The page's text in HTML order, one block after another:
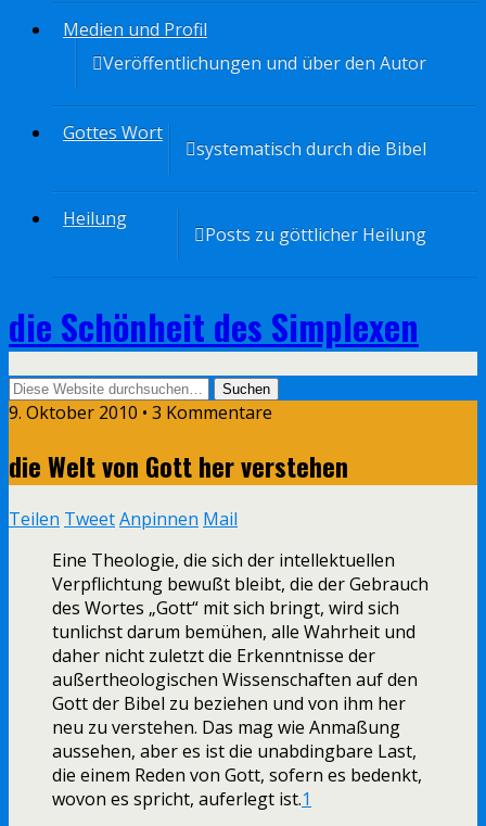
Medien und Profil
Veröffentlichungen und über den Autor
Gottes Wort
systematisch durch die Bibel
Heilung
Posts zu göttlicher Heilung
die Schönheit des Simplexen
9. Oktober 2010 • 3 Kommentare
die Welt von Gott her verstehen
Teilen TweetAnpinnen Mail
Eine Theologie, die sich der intellektuellen
Verpflichtung bewußt bleibt, die der Gebrauch
des Wortes „Gott“ mit sich bringt, wird sich
tunlichst darum bemühen, alle Wahrheit und
daher nicht zuletzt die Erkenntnisse der
außertheologischen Wissenschaften auf den
Gott der Bibel zu beziehen und von ihm her
neu zu verstehen. Das mag wie Anmaßung
aussehen, aber es ist die unabdingbare Last,
die einem Reden von Gott, sofern es bedenkt,
wovon es spricht, auferlegt ist.1